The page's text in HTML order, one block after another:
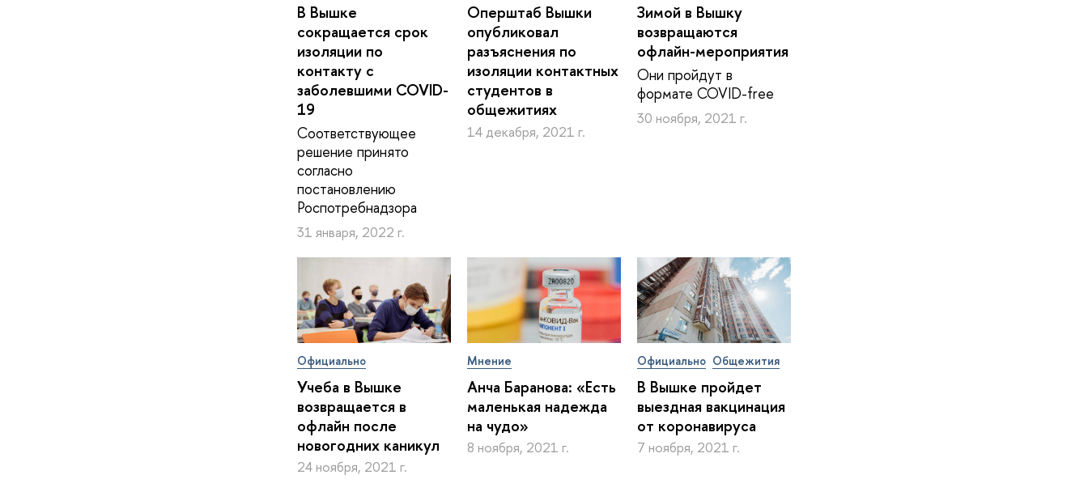
В Вышке
сокращается срок
изоляции по
контакту с
заболевшими COVID-
19
Соответствующее
решение принято
согласно
постановлению
Роспотребнадзора
31 января, 2022 г.
Оперштаб Вышки
опубликовал
разъяснения по
изоляции контактных
студентов в
общежитиях
14 декабря, 2021 г.
Зимой в Вышку
возвращаются
офлайн-мероприятия
Они пройдут в
формате COVID-free
30 ноября, 2021 г.
Официально
Учеба в Вышке
возвращается в
офлайн после
новогодних каникул
24 ноября, 2021 г.
Мнение
Анча Баранова: «Есть
маленькая надежда
на чудо»
8 ноября, 2021 г.
Официально Общежития
В Вышке пройдет
выездная вакцинация
от коронавируса
7 ноября, 2021 г.